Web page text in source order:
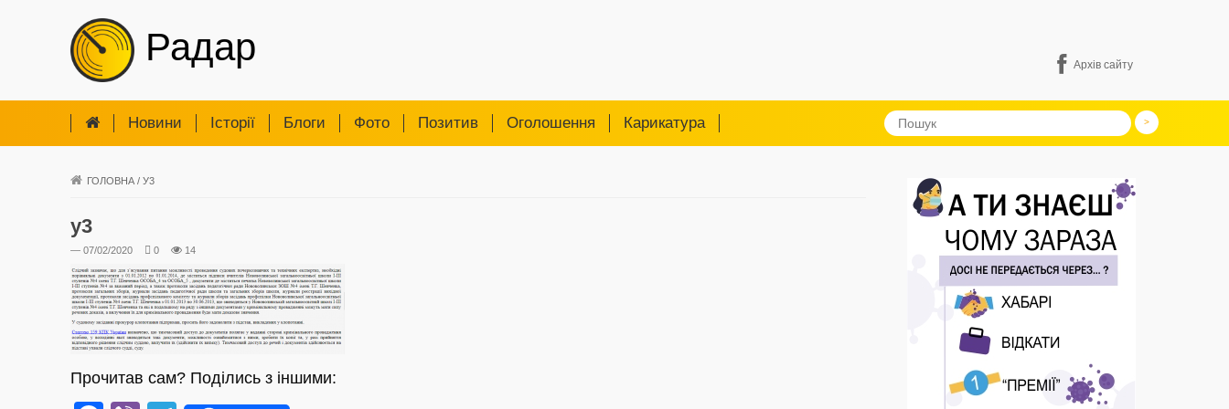
Радар Архів сайту
Новини Iсторії Блоги Фото Позитив Оголошення Карикатура
ГОЛОВНА / У3
у3
— 07/02/2020 0 14
Прочитав сам? Поділись з іншими: